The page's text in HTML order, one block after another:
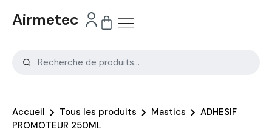
Airmetec
Accueil Tous les produits Mastics
ADHESIF
PROMOTEUR 250ML